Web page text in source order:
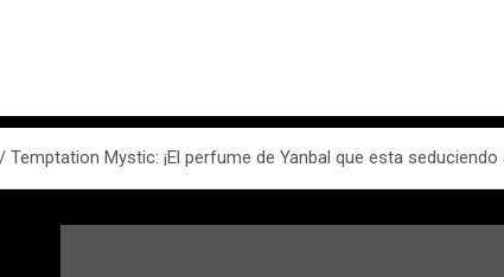
Temptation Mystic: ¡El perfume de Yanbal que esta seduciendo